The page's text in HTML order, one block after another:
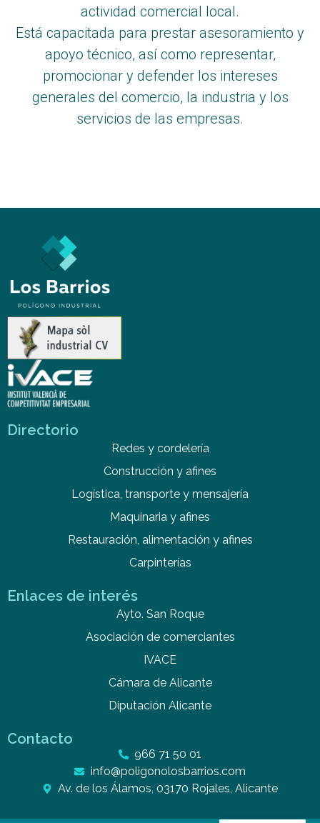
actividad comercial local.
Está capacitada para prestar asesoramiento y
apoyo técnico, así como representar,
promocionar y defender los intereses
generales del comercio, la industria y los
servicios de las empresas.
Directorio
Redes y cordelería
Construcción y afines
Logística, transporte y mensajería
Maquinaria y afines
Restauración, alimentación y afines
Carpinterías
Enlaces de interés
Ayto. San Roque
Asociación de comerciantes
IVACE
Cámara de Alicante
Diputación Alicante
Contacto
966 71 50 01
info@poligonolosbarrios.com
Av. de los Álamos, 03170 Rojales, Alicante